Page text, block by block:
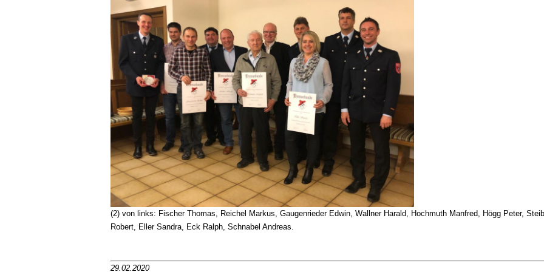
(2) von links: Fischer Thomas, Reichel Markus, Gaugenrieder Edwin, Wallner Harald, Hochmuth Manfred, Högg Peter,
Robert, Eller Sandra, Eck Ralph, Schnabel Andreas.
29.02.2020